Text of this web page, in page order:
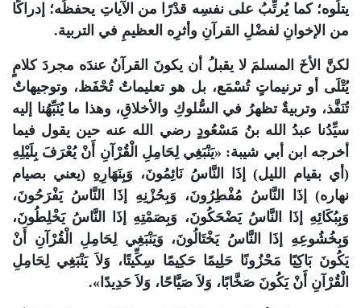
يتلُوه؛ كما يُرتِّبُ على نفسِه قدْرًا من الآياتِ يحفظُه؛ إدراكًا
من الإخوانِ لفضْلِ القرآنِ وأثرِه العظيمِ في التربية.
لكنَّ الأخَ المسلمَ لا يقبلُ أن يكونَ القرآنُ عندَه مجردَ كلامٍ
يُتْلَى أو ترنيماتٍ تُسْمَع، بل هو تعليماتٌ تُحْفَظ، وتوجيهاتٌ
تُنَفَّذ، وتربيةٌ تظهرُ في السُّلوكِ والأخلاقِ، وهذا ما يُنَبِّهُنا إليه
سيِّدُنا عبدُ الله بنُ مَسْعُودٍ رضي الله عنه حين يقول فيما
أخرجه ابن أبي شيبة: «يَنْبَغِي لِحَامِلِ الْقُرْآنِ أَنْ يُعْرَفَ بِلَيْلِهِ
(أي بقيام الليل) إذَا النَّاسُ نَائِمُونَ، وَبِنَهَارِهِ (يعني بصيام
نهاره) إذَا النَّاسُ مُفْطِرُونَ، وَبِحُزْنِهِ إذَا النَّاسُ يَفْرَحُونَ،
وَبِبُكَائِهِ إذَا النَّاسُ يَضْحَكُونَ، وَبِصَمْتِهِ إذَا النَّاسُ يَخْلِطُونَ،
وَبِخُشُوعِهِ إذَا النَّاسُ يَخْتَالُونَ، وَيَنْبَغِي لِحَامِلِ الْقُرْآنِ أَنْ
يَكُونَ بَاكِيًا مَحْزُونًا حَلِيمًا حَكِيمًا سِكِّيتًا، وَلاَ يَنْبَغِي لِحَامِلِ
الْقُرْآنِ أَنْ يَكُونَ صَخَّابًا، وَلاَ صَيَّاحًا، وَلاَ حَدِيدًا».